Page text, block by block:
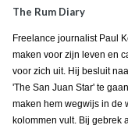
The Rum Diary
Freelance journalist Paul
maken voor zijn leven en
voor zich uit. Hij besluit
'The San Juan Star' te
maken hem wegwijs in de
kolommen vult. Bij gebrek